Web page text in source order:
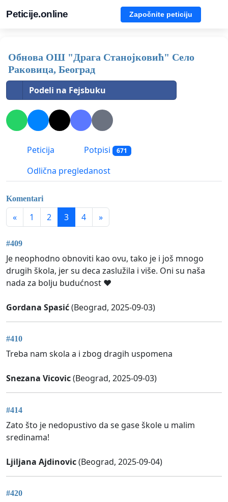
Peticije.online Započnite peticiju
Обнова ОШ "Драга Станојковић" Село
Раковица, Београд
Podeli na Fejsbuku
Peticija Potpisi 671
Odlična pregledanost
Komentari
« 1 2 3 4 »
#409
Je neophodno obnoviti kao ovu, tako je i još mnogo
drugih škola, jer su deca zaslužila i više. Oni su naša
nada za bolju budućnost ❤️
Gordana Spasić(Beograd, 2025-09-03)
#410
Treba nam skola a i zbog dragih uspomena
Snezana Vicovic(Beograd, 2025-09-03)
#414
Zato što je nedopustivo da se gase škole u malim
sredinama!
Ljiljana Ajdinovic(Beograd, 2025-09-04)
#420